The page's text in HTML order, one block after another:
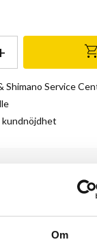
Om
Shimano Service
kundnöjdhet